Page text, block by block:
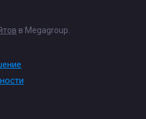
в Megagroup.